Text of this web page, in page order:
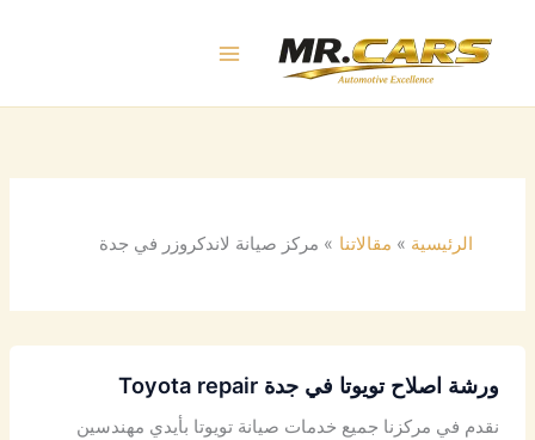
المحتوى
الرئيسية مقالاتنا مركز صيانة لاندكروزر في جدة
ورشة اصلاح تويوتا في جدة Toyota repair
نقدم في مركزنا جميع خدمات صيانة تويوتا بأيدي مهندسين